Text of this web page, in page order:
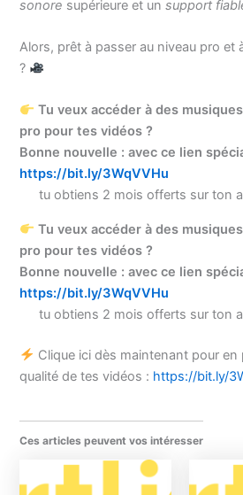
sonore supérieure et unsupport
Alors, prêt à passer au niveau pro et
?
Tu veux accéder à des
pro pour tes vidéos ?
Bonne nouvelle : avec ce lien
https://bit.ly/3WqVVHu
tu obtiens 2 mois offerts sur ton
Tu veux accéder à des
pro pour tes vidéos ?
Bonne nouvelle : avec ce lien
https://bit.ly/3WqVVHu
tu obtiens 2 mois offerts sur ton
Clique ici dès maintenant pour
qualité de tes vidéos : https://bit.ly/
Ces articles peuvent vos intéresser